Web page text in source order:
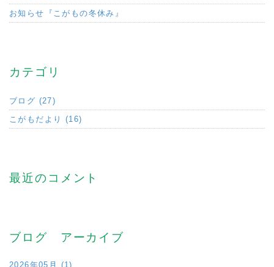
お知らせ『こがもの冬休み』
カテゴリ
ブログ (27)
こがもだより (16)
最近のコメント
ブログ アーカイブ
2026年05月 (1)